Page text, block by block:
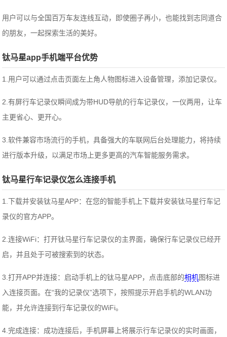
用户可以与全国百万车友连线互动，即使圈子再小，也能找到志同道合
的朋友，一起探索生活的美好。
钛马星app手机端平台优势
1.用户可以通过点击页面左上角人物图标进入设备管理，添加记录仪。
2.有屏行车记录仪瞬间成为带HUD导航的行车记录仪，一仪两用，让车
主更省心、更开心。
3.软件兼容市场流行的手机，具备强大的车联网后台处理能力，将持续
进行版本升级，以满足市场上更多更高的汽车智能服务需求。
钛马星行车记录仪怎么连接手机
1.下载并安装钛马星APP：在您的智能手机上下载并安装钛马星行车记
录仪的官方APP。
2.连接WiFi：打开钛马星行车记录仪的主界面，确保行车记录仪已经开
启，并且处于可被搜索到的状态。
3.打开APP并连接：启动手机上的钛马星APP，点击底部的相机图标进
入连接页面。在“我的记录仪”选项下，按照提示开启手机的WLAN功
能，并允许连接到行车记录仪的WiFi。
4.完成连接：成功连接后，手机屏幕上将展示行车记录仪的实时画面，